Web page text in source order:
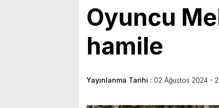
Oyuncu
hamile
Yayınlanma Tarihi : 02 Ağustos 2024 -